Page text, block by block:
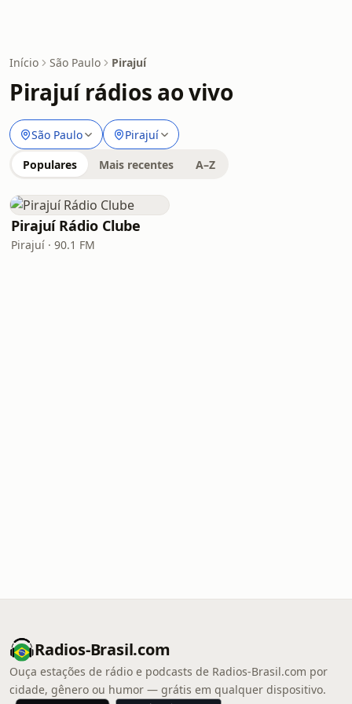
Início São Paulo Pirajuí
Pirajuí rádios ao vivo
São Paulo Pirajuí
Populares Mais recentes A–Z
Pirajuí Rádio Clube
Pirajuí · 90.1 FM
Radios-Brasil.com
Ouça estações de rádio e podcasts de Radios-Brasil.com por
cidade, gênero ou humor — grátis em qualquer dispositivo.